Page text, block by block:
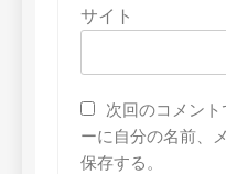
サイト
次回のコメン
ーに自分の名前、
保存する。